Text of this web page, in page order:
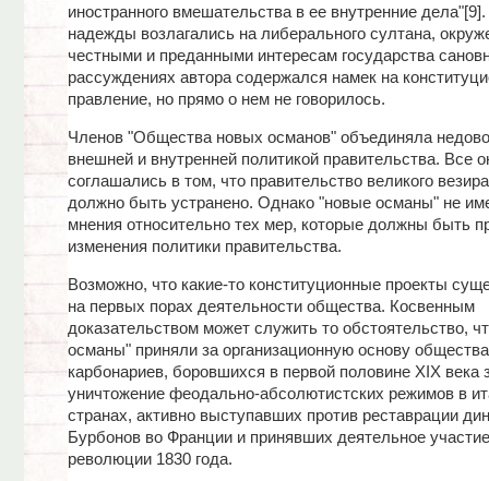
иностранного вмешательства в ее внутренние
надежды возлагались на либерального султана,
честными и преданными интересам государства
рассуждениях автора содержался намек на
правление, но прямо о нем не говорилось.
Членов "Общества новых османов" объединяла
внешней и внутренней политикой правительства. Все
соглашались в том, что правительство великого
должно быть устранено. Однако "новые османы" не
мнения относительно тех мер, которые должны быть
изменения политики правительства.
Возможно, что какие-то конституционные проекты
на первых порах деятельности общества. Косвенным
доказательством может служить то обстоятельство,
османы" приняли за организационную основу
карбонариев, боровшихся в первой половине XIX века
уничтожение феодально-абсолютистских режимов в
странах, активно выступавших против реставрации
Бурбонов во Франции и принявших деятельное
революции 1830 года.